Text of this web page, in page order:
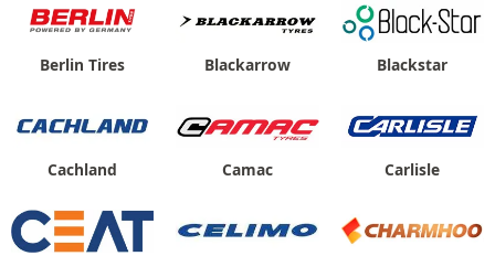
Berlin Tires Blackarrow Blackstar
Cachland Camac Carlisle